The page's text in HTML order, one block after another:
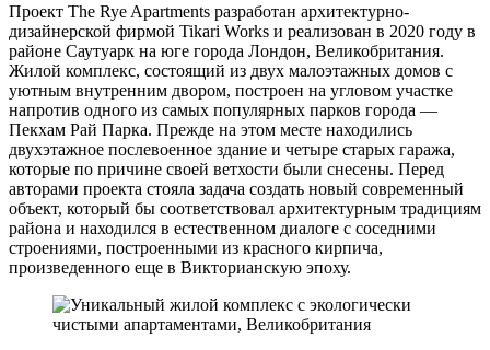
Проект The Rye Apartments разработан архитектурно-
дизайнерской фирмой Tikari Works и реализован в 2020 году в
районе Саутуарк на юге города Лондон, Великобритания.
Жилой комплекс, состоящий из двух малоэтажных домов с
уютным внутренним двором, построен на угловом участке
напротив одного из самых популярных парков города —
Пекхам Рай Парка. Прежде на этом месте находились
двухэтажное послевоенное здание и четыре старых гаража,
которые по причине своей ветхости были снесены. Перед
авторами проекта стояла задача создать новый современный
объект, который бы соответствовал архитектурным традициям
района и находился в естественном диалоге с соседними
строениями, построенными из красного кирпича,
произведенного еще в Викторианскую эпоху.